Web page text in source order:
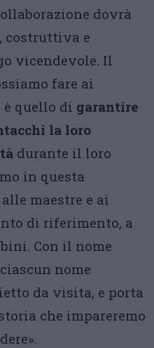
dovrà
costruttiva e
vicendevole. Il
fare ai
quello di garantire
la loro
durante il loro
in questa
maestre e ai
di riferimento, a
Con il nome
nome
da visita, e porta
che impareremo